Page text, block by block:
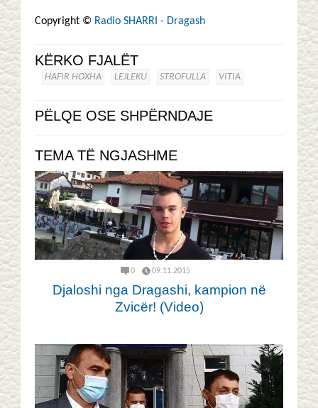
Copyright © Radio SHARRI - Dragash
KËRKO FJALËT
HAFIR HOXHA LEJLEKU STROFULLA VITIA
PËLQE OSE SHPËRNDAJE
TEMA TË NGJASHME
0 09.11.2015
Djaloshi nga Dragashi, kampion në
Zvicër! (Video)